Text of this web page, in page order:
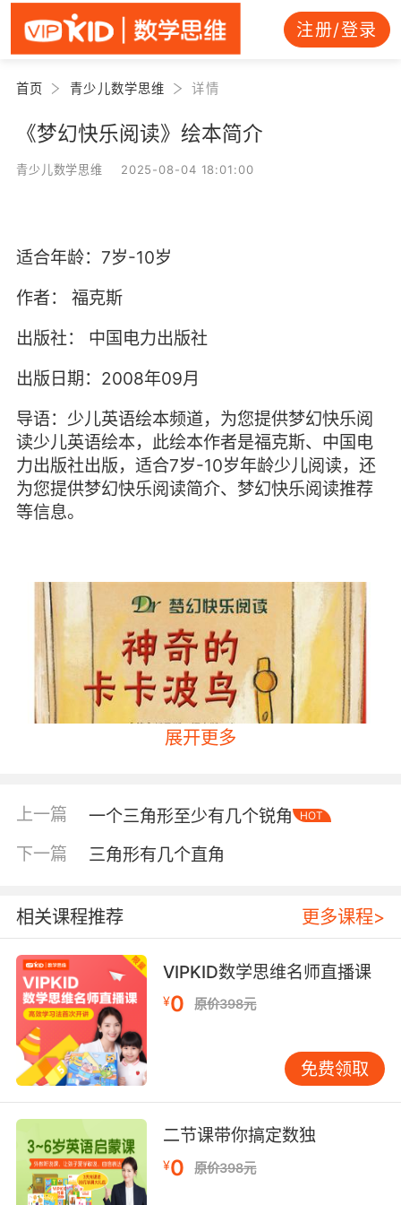
注册/登录
首页 青少儿数学思维 详情
《梦幻快乐阅读》绘本简介
青少儿数学思维 2025-08-04 18:01:00
适合年龄：7岁-10岁
作者：
福克斯
出版社：
中国电力出版社
出版日期：2008年09月
导语：少儿英语绘本频道，为您提供梦幻快乐阅
读少儿英语绘本，此绘本作者是福克斯、中国电
力出版社出版，适合7岁-10岁年龄少儿阅读，还
为您提供梦幻快乐阅读简介、梦幻快乐阅读推荐
等信息。
内容简介
克雷波先生吓了一大跳！他差一点儿就被一
个突然出现在他家门口的、绿色的小毛球给绊
倒。克雷波先生打死也想不到，这个小毛球竟然
展开更多
上一篇 一个三角形至少有几个锐角 HOT
下一篇 三角形有几个直角
相关课程推荐 更多课程>
VIPKID数学思维名师直播课
¥0 原价398元
免费领取
二节课带你搞定数独
¥0 原价398元